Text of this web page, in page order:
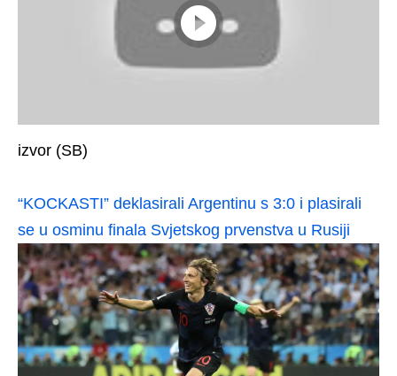
izvor (SB)
“KOCKASTI” deklasirali Argentinu s 3:0 i plasirali
se u osminu finala Svjetskog prvenstva u Rusiji